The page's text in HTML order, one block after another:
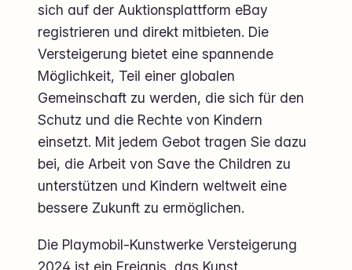
sich auf der Auktionsplattform eBay
registrieren und direkt mitbieten. Die
Versteigerung bietet eine spannende
Möglichkeit, Teil einer globalen
Gemeinschaft zu werden, die sich für den
Schutz und die Rechte von Kindern
einsetzt. Mit jedem Gebot tragen Sie dazu
bei, die Arbeit von Save the Children zu
unterstützen und Kindern weltweit eine
bessere Zukunft zu ermöglichen.
Die Playmobil-Kunstwerke Versteigerung
2024 ist ein Ereignis, das Kunst,